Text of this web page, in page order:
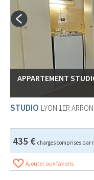
APPARTEMENT
STUDIO LYON 1ER
435 € charges comprises par
Ajouter aux favoris